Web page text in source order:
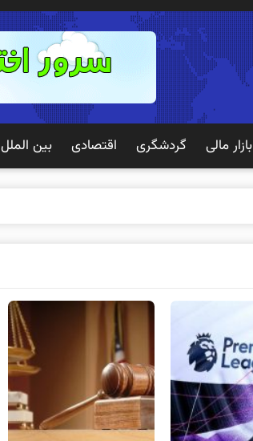
بازار مالی گردشگری اقتصادی بین الملل